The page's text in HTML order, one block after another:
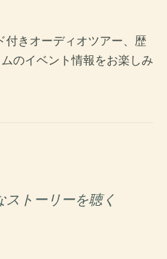
付きオーディオツアー、歴
のイベント情報をお楽しみ
ストーリーを聴く